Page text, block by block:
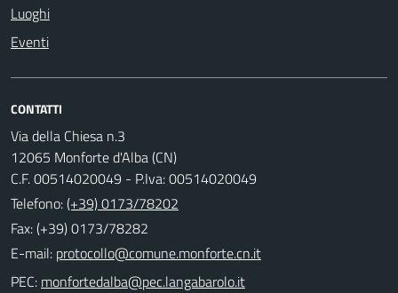
Luoghi
Eventi
CONTATTI
Via della Chiesa n.3
12065 Monforte d'Alba (CN)
C.F. 00514020049 - P.Iva: 00514020049
Telefono:(+39) 0173/78202
Fax: (+39) 0173/78282
E-mail:
PEC: